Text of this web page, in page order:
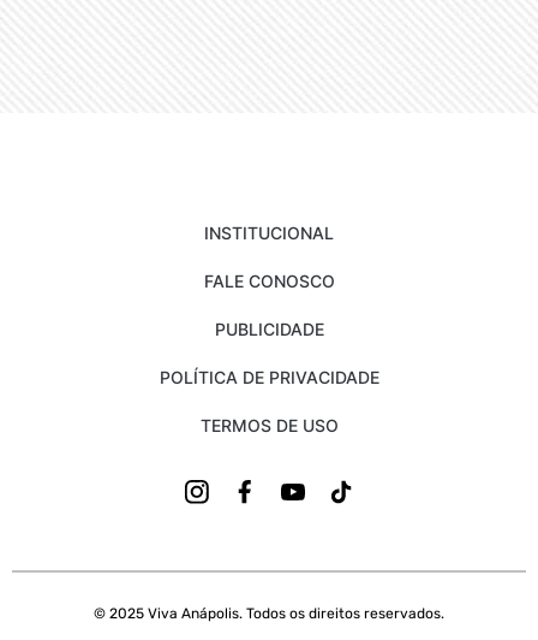
INSTITUCIONAL
FALE CONOSCO
PUBLICIDADE
POLÍTICA DE PRIVACIDADE
TERMOS DE USO
© 2025 Viva Anápolis. Todos os direitos reservados.